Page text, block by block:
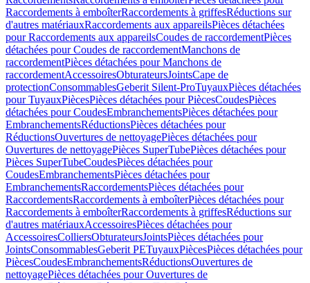
Raccordements à emboîterRaccordements à griffesRéductions sur
d'autres matériauxRaccordements aux appareilsPièces détachées
pour Raccordements aux appareilsCoudes de raccordementPièces
détachées pour Coudes de raccordementManchons de
raccordementPièces détachées pour Manchons de
raccordementAccessoiresObturateursJointsCape de
protectionConsommablesGeberit Silent-ProTuyauxPièces détachées
pour TuyauxPiècesPièces détachées pour PiècesCoudesPièces
détachées pour CoudesEmbranchementsPièces détachées pour
EmbranchementsRéductionsPièces détachées pour
RéductionsOuvertures de nettoyagePièces détachées pour
Ouvertures de nettoyagePièces SuperTubePièces détachées pour
Pièces SuperTubeCoudesPièces détachées pour
CoudesEmbranchementsPièces détachées pour
EmbranchementsRaccordementsPièces détachées pour
RaccordementsRaccordements à emboîterPièces détachées pour
Raccordements à emboîterRaccordements à griffesRéductions sur
d'autres matériauxAccessoiresPièces détachées pour
AccessoiresColliersObturateursJointsPièces détachées pour
JointsConsommablesGeberit PETuyauxPiècesPièces détachées pour
PiècesCoudesEmbranchementsRéductionsOuvertures de
nettoyagePièces détachées pour Ouvertures de